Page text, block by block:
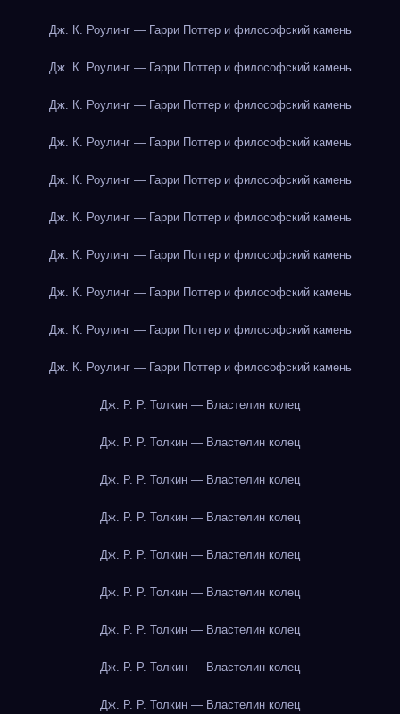
Дж. К. Роулинг — Гарри Поттер и философский камень
Дж. К. Роулинг — Гарри Поттер и философский камень
Дж. К. Роулинг — Гарри Поттер и философский камень
Дж. К. Роулинг — Гарри Поттер и философский камень
Дж. К. Роулинг — Гарри Поттер и философский камень
Дж. К. Роулинг — Гарри Поттер и философский камень
Дж. К. Роулинг — Гарри Поттер и философский камень
Дж. К. Роулинг — Гарри Поттер и философский камень
Дж. К. Роулинг — Гарри Поттер и философский камень
Дж. К. Роулинг — Гарри Поттер и философский камень
Дж. Р. Р. Толкин — Властелин колец
Дж. Р. Р. Толкин — Властелин колец
Дж. Р. Р. Толкин — Властелин колец
Дж. Р. Р. Толкин — Властелин колец
Дж. Р. Р. Толкин — Властелин колец
Дж. Р. Р. Толкин — Властелин колец
Дж. Р. Р. Толкин — Властелин колец
Дж. Р. Р. Толкин — Властелин колец
Дж. Р. Р. Толкин — Властелин колец